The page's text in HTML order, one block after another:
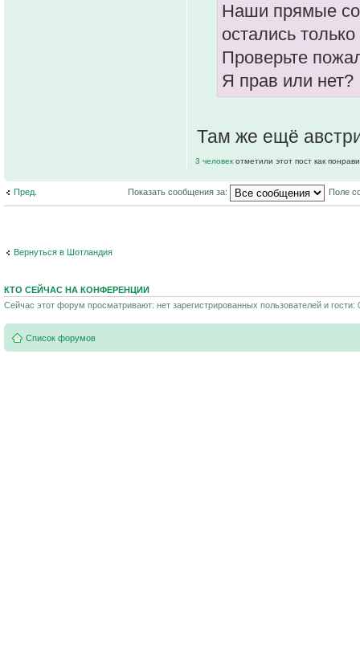
Наши прямые
остались
Проверьте
Я прав или нет?
Там же ещё
3 человек отметили этот пост как
Пред. Показать сообщения за: Поле
Вернуться в Шотландия
КТО СЕЙЧАС НА КОНФЕРЕНЦИИ
Сейчас этот форум просматривают: нет зарегистрированных пользователей и гости:
Список форумов